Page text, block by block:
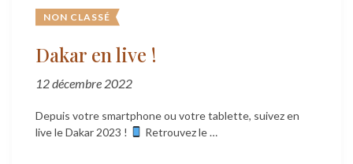
NON CLASSÉ
Dakar en live !
12 décembre 2022
Depuis votre smartphone ou votre tablette, suivez en
live le Dakar 2023 !
Retrouvez le …